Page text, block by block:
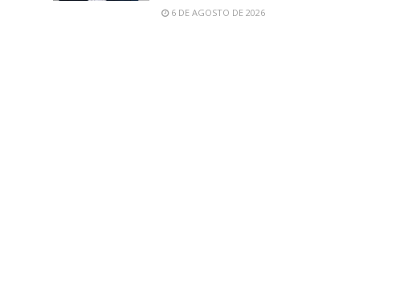
6 DE AGOSTO DE 2026